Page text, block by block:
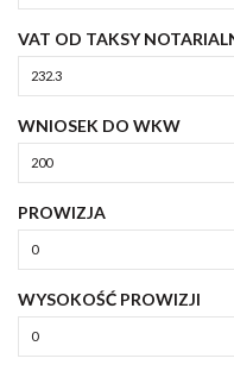
VAT OD TAKSY
WNIOSEK DO WKW
PROWIZJA
WYSOKOŚĆ PROWIZJI